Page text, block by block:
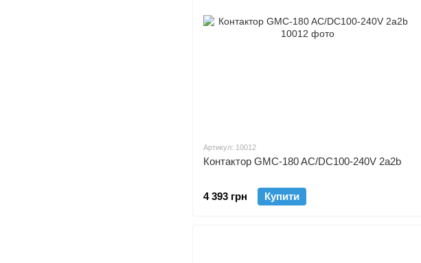
Артикул: 10012
Контактор GMC-180 AC/DC100-240V 2a2b
4 393 грн Купити